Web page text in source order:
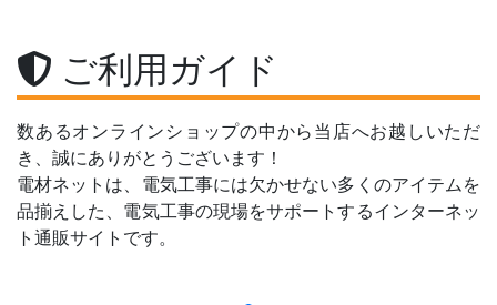
ご利用ガイド
数あるオンラインショップの中から当店へお越しいただ
き、誠にありがとうございます！
電材ネットは、電気工事には欠かせない多くのアイテムを
品揃えした、電気工事の現場をサポートするインターネッ
ト通販サイトです。